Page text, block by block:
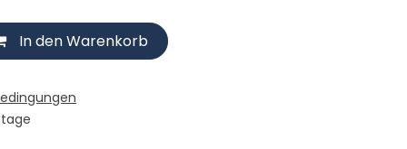
In den Warenkorb